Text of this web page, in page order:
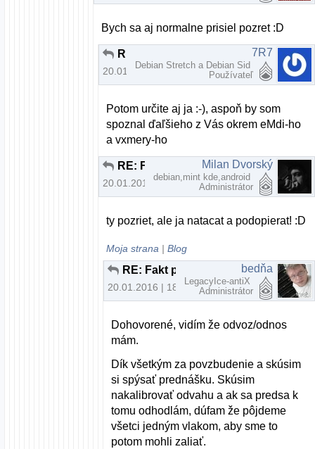
Bych sa aj normalne prisiel pozret :D
20.01.2016 | 14:36
7R7
Debian Stretch a Debian Sid
Používateľ
Potom určite aj ja :-), aspoň by som
spoznal ďaľšieho z Vás okrem eMdi-ho
a vxmery-ho
20.01.2016 | 14:37
Milan Dvorský
debian,mint kde,android
Administrátor
ty pozriet, ale ja natacat a podopierat! :D
Moja strana |Blog
20.01.2016 | 18:22
bedňa
LegacyIce-antiX
Administrátor
Dohovorené, vidím že odvoz/odnos
mám.
Dík všetkým za povzbudenie a skúsim
si spýsať prednášku. Skúsim
nakalibrovať odvahu a ak sa predsa k
tomu odhodlám, dúfam že pôjdeme
všetci jedným vlakom, aby sme to
potom mohli zaliať.